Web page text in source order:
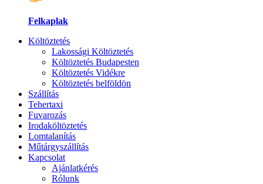
Felkaplak
Költöztetés
Lakossági Költöztetés
Költöztetés Budapesten
Költöztetés Vidékre
Költöztetés belföldön
Szállítás
Tehertaxi
Fuvarozás
Irodaköltöztetés
Lomtalanítás
Műtárgyszállítás
Kapcsolat
Ajánlatkérés
Rólunk